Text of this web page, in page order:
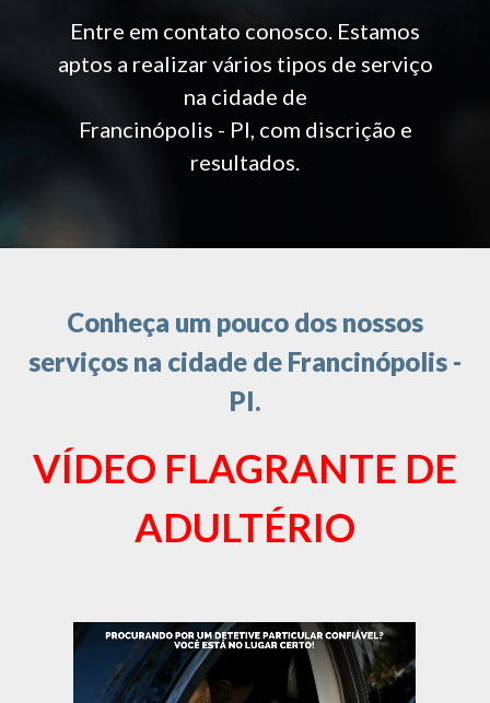
Entre em contato conosco. Estamos
aptos a realizar vários tipos de serviço
na cidade de
Francinópolis - PI, com discrição e
resultados.
Conheça um pouco dos nossos
serviços na cidade de Francinópolis -
PI.
VÍDEO FLAGRANTE DE
ADULTÉRIO